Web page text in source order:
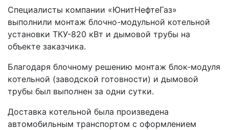
Специалисты компании «ЮнитНефтеГаз»
выполнили монтаж блочно-модульной котельной
установки ТКУ-820 кВт и дымовой трубы на
объекте заказчика.
Благодаря блочному решению монтаж блок-модуля
котельной (заводской готовности) и дымовой
трубы был выполнен за одни сутки.
Доставка котельной была произведена
автомобильным транспортом с оформлением